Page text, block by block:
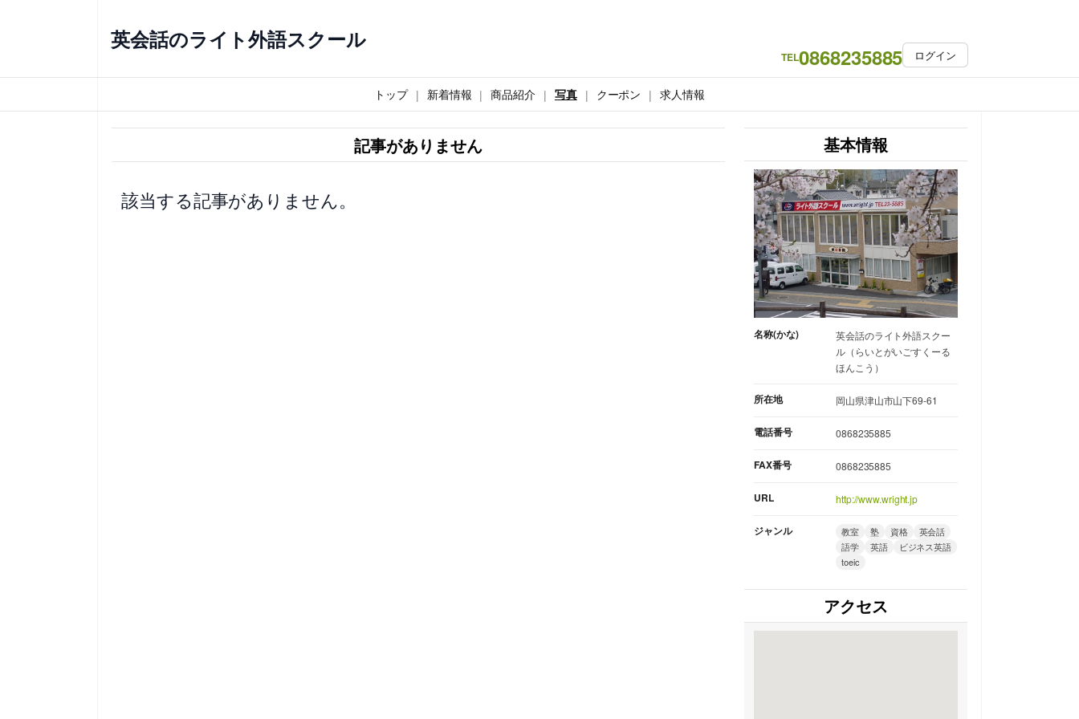
ス
キ
英会話のライト外語スクール
TEL0868235885 ログイン
トップ 新着情報 商品紹介 写真 クーポン 求人情報
記事がありません
該当する記事がありません。
基本情報
名称(かな)
英会話のライト外語スクー
ル（らいとがいごすくーる
ほんこう）
所在地 岡山県津山市山下69-61
電話番号 0868235885
FAX番号 0868235885
URL http://www.wright.jp
ジャンル 教室 塾 資格
英会話
語学
英語
ビジネス英語
toeic
アクセス